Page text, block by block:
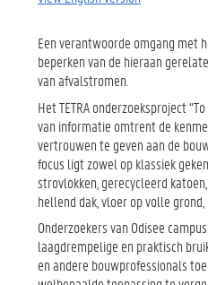
Een verantwoorde omgang met
beperken van de hieraan
van afvalstromen.
Het TETRA onderzoeksproject
van informatie omtrent de
vertrouwen te geven aan de
focus ligt zowel op klassiek
strovlokken, gerecycleerd
hellend dak, vloer op volle
Onderzoekers van Odisee
laagdrempelige en praktisch
en andere bouwprofessionals